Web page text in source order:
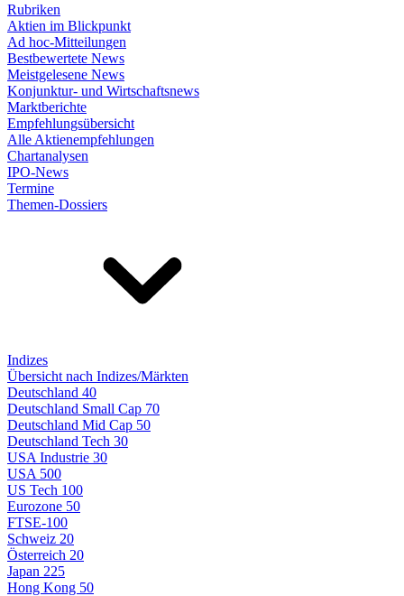
Rubriken
Aktien im Blickpunkt
Ad hoc-Mitteilungen
Bestbewertete News
Meistgelesene News
Konjunktur- und Wirtschaftsnews
Marktberichte
Empfehlungsübersicht
Alle Aktienempfehlungen
Chartanalysen
IPO-News
Termine
Themen-Dossiers
Indizes
Übersicht nach Indizes/Märkten
Deutschland 40
Deutschland Small Cap 70
Deutschland Mid Cap 50
Deutschland Tech 30
USA Industrie 30
USA 500
US Tech 100
Eurozone 50
FTSE-100
Schweiz 20
Österreich 20
Japan 225
Hong Kong 50